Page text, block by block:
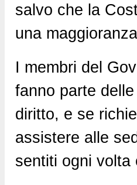
salvo che la
una
I membri del
fanno parte
diritto, e se
assistere alle
sentiti ogni volta